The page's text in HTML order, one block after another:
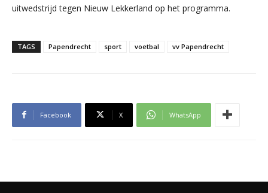
uitwedstrijd tegen Nieuw Lekkerland op het programma.
TAGS Papendrecht sport voetbal vv Papendrecht
Facebook X WhatsApp